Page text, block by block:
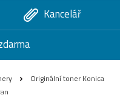
Kancelář
Originální toner Konica